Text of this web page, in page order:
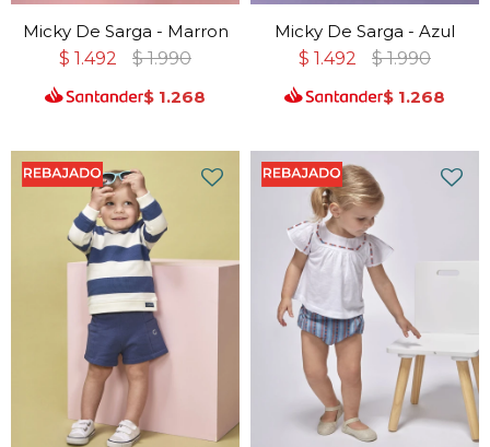
Micky De Sarga - Marron
$ 1.492 $ 1.990
$ 1.268
Micky De Sarga - Azul
$ 1.492 $ 1.990
$ 1.268